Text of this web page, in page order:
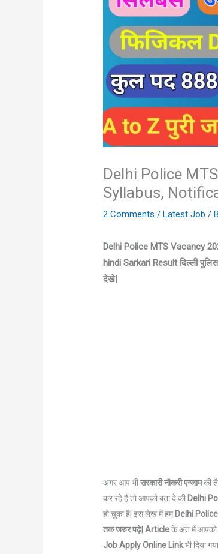
Delhi Police
Syllabus,
2 Comments / Latest Job /
Delhi Police MTS Vacancy
hindi Sarkari Result दिल्ली
देखे|
अगर आप भीसरकारी नौकरी एग्जामकी
कर रहे है तो आपको बता दे की Delhi
हो चुका है| इस लेख में हम Delhi
तक जरुर पढ़े|Articleके अंत में आपको
Job Apply Online Linkभी दिया